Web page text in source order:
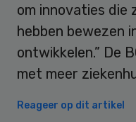
om innovaties die
hebben bewezen
ontwikkelen.” De
met meer
Reageer op dit artikel